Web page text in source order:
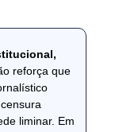
reforça que
liminar. Em